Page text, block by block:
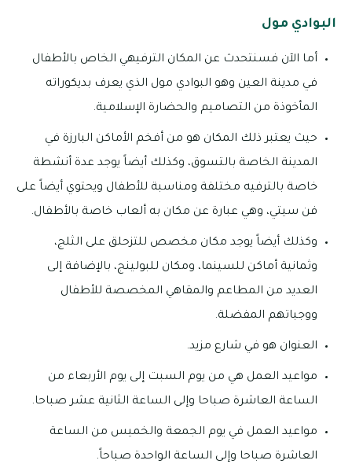
البوادي مول
أما الآن فسنتحدث عن المكان الترفيهي الخاص بالأطفال
في مدينة العين وهو البوادي مول الذي يعرف بديكوراته
المأخوذة من التصاميم والحضارة الإسلامية.
حيث يعتبر ذلك المكان هو من أفخم الأماكن البارزة في
المدينة الخاصة بالتسوق، وكذلك أيضاً يوجد عدة أنشطة
خاصة بالترفيه مختلفة ومناسبة للأطفال ويحتوي أيضاً على
فن سيتي، وهي عبارة عن مكان به ألعاب خاصة بالأطفال.
وكذلك أيضاً يوجد مكان مخصص للتزحلق على الثلج،
وثمانية أماكن للسينما، ومكان للبولينج، بالإضافة إلى
العديد من المطاعم والمقاهي المخصصة للأطفال
ووجباتهم المفضلة.
العنوان هو في شارع مزيد.
مواعيد العمل هي من يوم السبت إلى يوم الأربعاء من
الساعة العاشرة صباحا وإلى الساعة الثانية عشر صباحا.
مواعيد العمل في يوم الجمعة والخميس من الساعة
العاشرة صباحا وإلى الساعة الواحدة صباحاً.